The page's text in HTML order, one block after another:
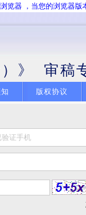
览器 ，当您的浏览器版
）》 审稿
版权协议